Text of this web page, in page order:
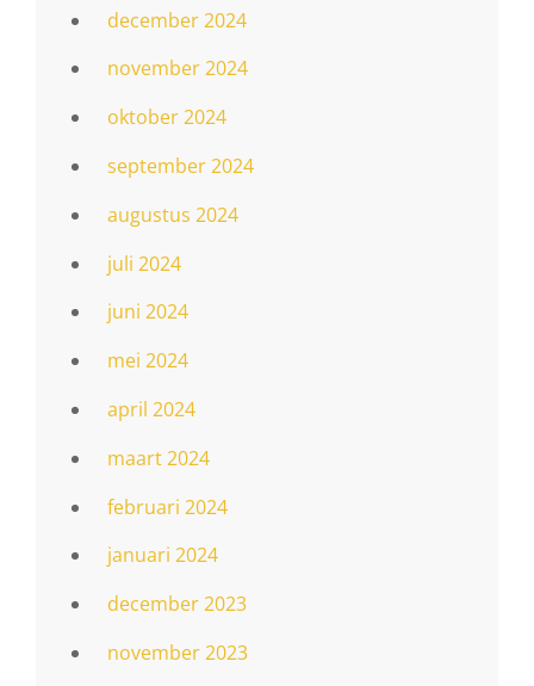
december 2024
november 2024
oktober 2024
september 2024
augustus 2024
juli 2024
juni 2024
mei 2024
april 2024
maart 2024
februari 2024
januari 2024
december 2023
november 2023